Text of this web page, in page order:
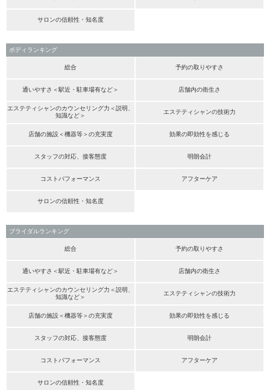
サロンの信頼性・知名度
ボディランキング
総合 予約の取りやすさ
通いやすさ＜駅近・駐車場有など＞ 店舗内の衛生さ
エステティシャンのカウンセリング力＜説明、
知識など＞
エステティシャンの技術力
店舗の施設＜機器等＞の充実度 効果の即効性を感じる
スタッフの対応、接客態度 明朗会計
コストパフォーマンス アフターケア
サロンの信頼性・知名度
ブライダルランキング
総合 予約の取りやすさ
通いやすさ＜駅近・駐車場有など＞ 店舗内の衛生さ
エステティシャンのカウンセリング力＜説明、
知識など＞
エステティシャンの技術力
店舗の施設＜機器等＞の充実度 効果の即効性を感じる
スタッフの対応、接客態度 明朗会計
コストパフォーマンス アフターケア
サロンの信頼性・知名度